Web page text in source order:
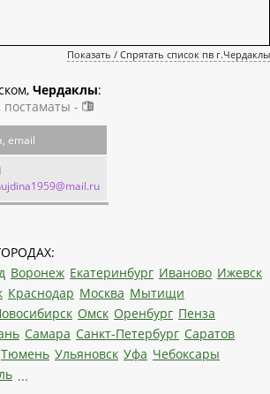
Показать / Спрятать список пв г.Чердаклы
Чердаклы:
-
email
Воронеж Екатеринбург Иваново Ижевск
Краснодар Москва Мытищи
Омск Оренбург Пенза
Самара Санкт-Петербург Саратов
Тюмень Ульяновск Уфа Чебоксары
...